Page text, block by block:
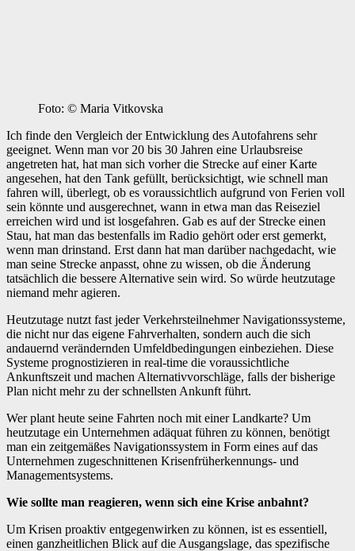
Foto: © Maria Vitkovska
Ich finde den Vergleich der Entwicklung des Autofahrens sehr
geeignet. Wenn man vor 20 bis 30 Jahren eine Urlaubsreise
angetreten hat, hat man sich vorher die Strecke auf einer Karte
angesehen, hat den Tank gefüllt, berücksichtigt, wie schnell man
fahren will, überlegt, ob es voraussichtlich aufgrund von Ferien voll
sein könnte und ausgerechnet, wann in etwa man das Reiseziel
erreichen wird und ist losgefahren. Gab es auf der Strecke einen
Stau, hat man das bestenfalls im Radio gehört oder erst gemerkt,
wenn man drinstand. Erst dann hat man darüber nachgedacht, wie
man seine Strecke anpasst, ohne zu wissen, ob die Änderung
tatsächlich die bessere Alternative sein wird. So würde heutzutage
niemand mehr agieren.
Heutzutage nutzt fast jeder Verkehrsteilnehmer Navigationssysteme,
die nicht nur das eigene Fahrverhalten, sondern auch die sich
andauernd verändernden Umfeldbedingungen einbeziehen. Diese
Systeme prognostizieren in real-time die voraussichtliche
Ankunftszeit und machen Alternativvorschläge, falls der bisherige
Plan nicht mehr zu der schnellsten Ankunft führt.
Wer plant heute seine Fahrten noch mit einer Landkarte? Um
heutzutage ein Unternehmen adäquat führen zu können, benötigt
man ein zeitgemäßes Navigationssystem in Form eines auf das
Unternehmen zugeschnittenen Krisenfrüherkennungs- und
Managementsystems.
Wie sollte man reagieren, wenn sich eine Krise anbahnt?
Um Krisen proaktiv entgegenwirken zu können, ist es essentiell,
einen ganzheitlichen Blick auf die Ausgangslage, das spezifische